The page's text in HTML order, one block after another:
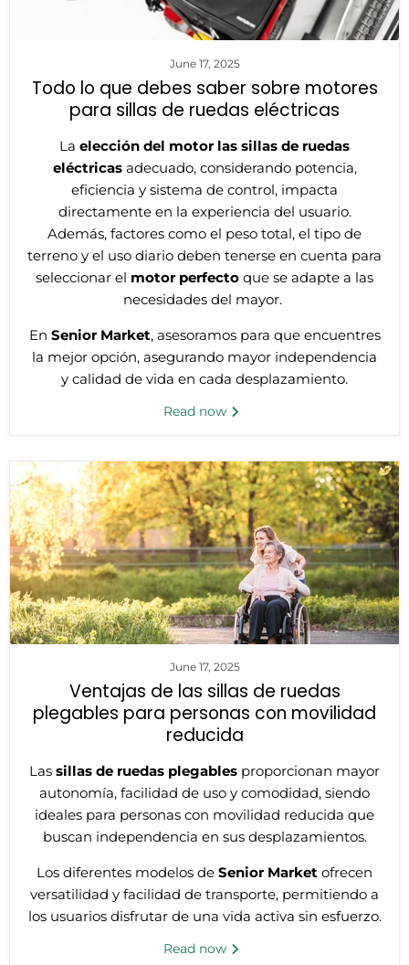
June 17, 2025
Todo lo que debes saber sobre motores
para sillas de ruedas eléctricas
La elección del motor las sillas de ruedas
eléctricasadecuado, considerando potencia,
eficiencia y sistema de control, impacta
directamente en la experiencia del usuario.
Además, factores como el peso total, el tipo de
terreno y el uso diario deben tenerse en cuenta para
seleccionar el motor perfecto que se adapte a las
necesidades del mayor.
En Senior Market, asesoramos para que encuentres
la mejor opción, asegurando mayor independencia
y calidad de vida en cada desplazamiento.
Read now
June 17, 2025
Ventajas de las sillas de ruedas
plegables para personas con movilidad
reducida
Las sillas de ruedas plegables proporcionan mayor
autonomía, facilidad de uso y comodidad, siendo
ideales para personas con movilidad reducida que
buscan independencia en sus desplazamientos.
Los diferentes modelos de Senior Market ofrecen
versatilidad y facilidad de transporte, permitiendo a
los usuarios disfrutar de una vida activa sin esfuerzo.
Read now